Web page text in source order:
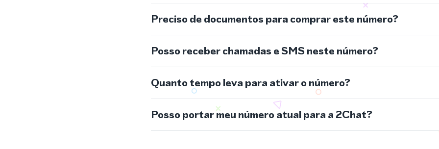
Preciso de documentos para comprar este número?
Posso receber chamadas e SMS neste número?
Quanto tempo leva para ativar o número?
Posso portar meu número atual para a 2Chat?